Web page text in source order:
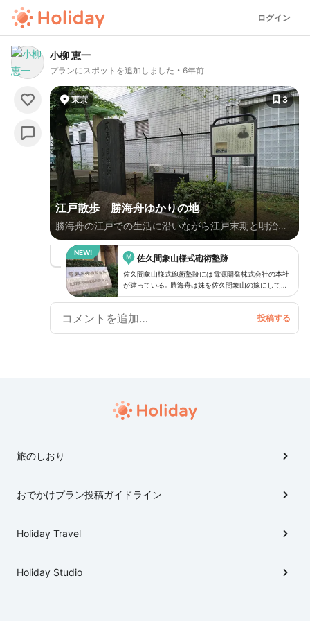
ログイン
小柳 恵一
プランにスポットを追加しました 6年前
東京 3
江戸散歩 勝海舟ゆかりの地
勝海舟の江戸での生活に沿いながら江戸末期と明治初
期の地図を使って歩きました。 - 本所亀沢町の勝海舟
誕生の地 - 少年時代を過ごした本所入江町の屋敷跡 -
そこから通った浅草新堀の島田虎之助の剣術道場跡 -
赤坂溜池の福岡藩屋敷内に住む永井青崖に弟子入りし
軍伝習所での訓練後に住んだ赤坂にある氷川明神北に
M 佐久間象山様式砲術塾跡
佐久間象山様式砲術塾跡には電源開発株式会社の本社
が建っている。勝海舟は妹を佐久間象山の嫁にしてい
る。築地にあった海軍操練所からこの地に何度も足を
旅のしおり
おでかけプラン投稿ガイドライン
Holiday Travel
Holiday Studio